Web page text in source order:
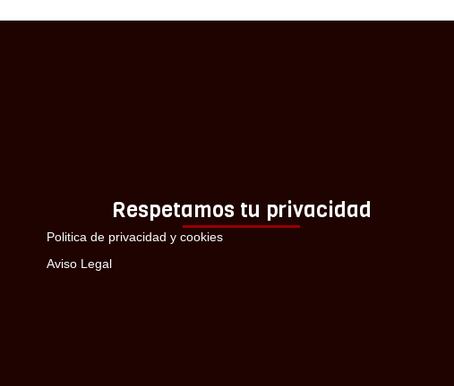
Respetamos tu privacidad
Politica de privacidad y cookies
Aviso Legal